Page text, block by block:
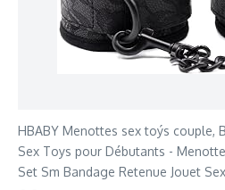
HBABY Menottes sex toýs couple,
Sex Toys pour Débutants -
Set Sm Bandage Retenue Jouet